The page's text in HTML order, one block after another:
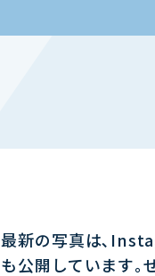
最新の写真は､
も公開しています｡